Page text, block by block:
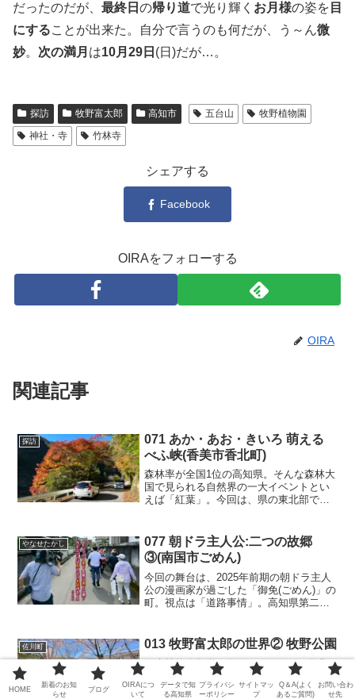
だったのだが、 最終日 の帰り道で光り輝く お月様の姿を 目
にすることが出来た。自分で言うのも何だが、う～ん微
妙。 次の満月 は10月29日 (日)だが…。
探訪 牧野富太郎 高知市 五台山
牧野植物園
神社・寺
竹林寺
シェアする
Facebook
OIRAをフォローする
OIRA
関連記事
探訪
071 あか・あお・きいろ 萌える
べふ峡(香美市香北町)
森林率が全国1位の高知県。そんな森林大
国で見られる自然界の一大イベントとい
えば「紅葉」。今回は、県の東北部で徳
流にあり、急峻な山一面が紅葉に染まる
光景をご紹介します。
やなせたかし
077 朝ドラ主人公:二つの故郷
③(南国市ごめん)
今回の舞台は、2025年前期の朝ドラ主人
公の漫画家が過ごした「御免(ごめん)」の
町。視点は「道路事情」。高知県第二の
快適な町づくりを目指して変貌を遂げよ
うとしています。
佐川町 013 牧野富太郎の世界② 牧野公園
日本植物分類学の父といわれている牧野
富太郎。彼が生まれ育った山間の小さな
町:佐川町(旧:村)は今、全国放送によるTV
HOME
新着のお知
らせ
ブログ
OIRAにつ
いて
データで知
る高知県
プライバシ
ーポリシー
サイトマッ
プ
Q＆A(よく
あるご質問)
お問い合わ
せ先